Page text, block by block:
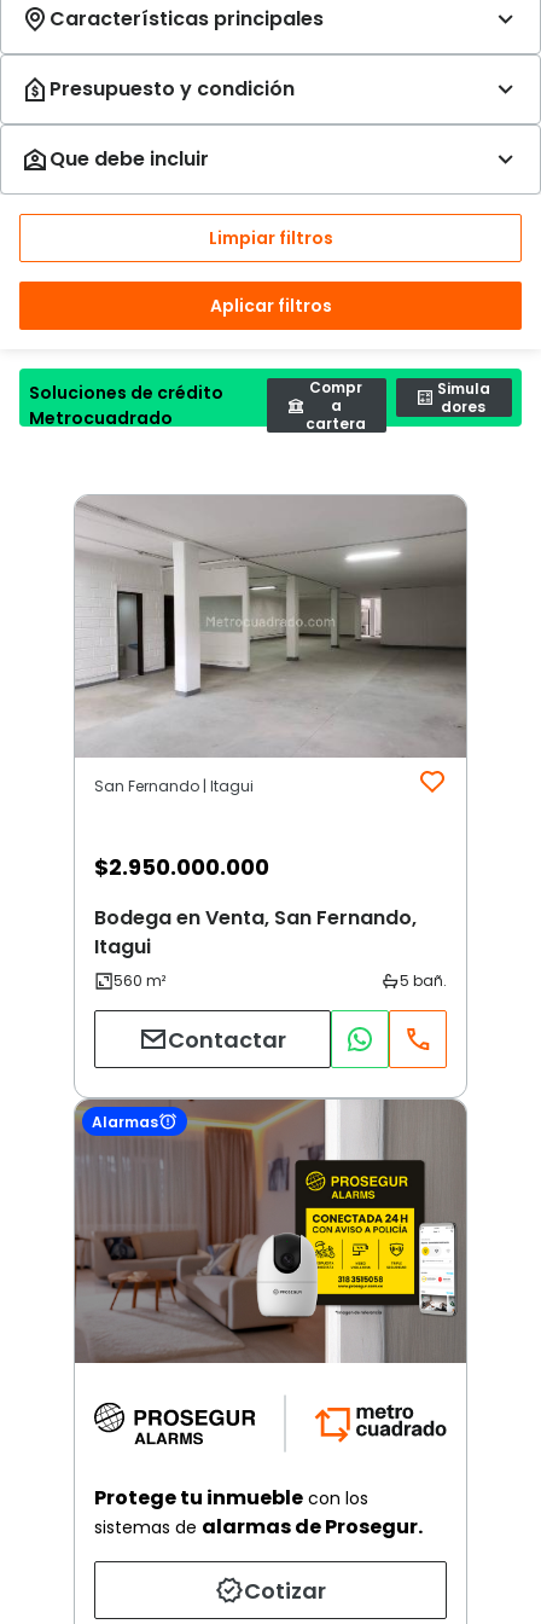
Limpiar filtros
Aplicar filtros
Soluciones de crédito
Metrocuadrado
Compr
a
cartera
Simula
dores
San Fernando | Itagui
$2.950.000.000
Bodega en Venta, San Fernando,
Itagui
Contactar
Alarmas
Protege tu inmueble con los
sistemas de alarmas de Prosegur.
Cotizar